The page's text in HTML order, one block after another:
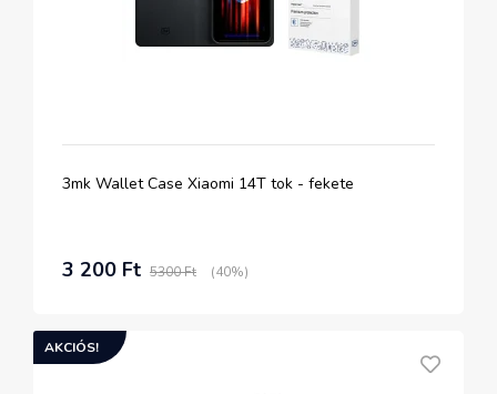
3mk Wallet Case Xiaomi 14T tok - fekete
3 200 Ft 5300 Ft (40%)
AKCIÓS!